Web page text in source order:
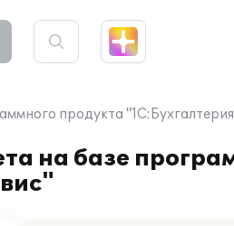
продукта
на базе